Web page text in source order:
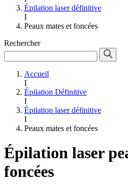
Épilation laser définitive
I
Peaux mates et foncées
Rechercher
Accueil
I
Épilation Définitive
I
Épilation laser définitive
I
Peaux mates et foncées
Épilation laser
foncées